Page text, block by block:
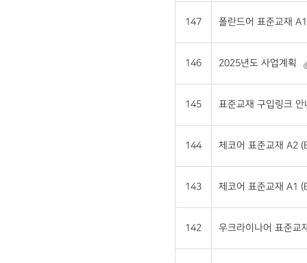
147 폴란드어 표준교재
146 2025년도 사업계획
145 표준교재 구입링크 안
144 체코어 표준교재 A2
143 체코어 표준교재 A1
142 우크라이나어 표준교